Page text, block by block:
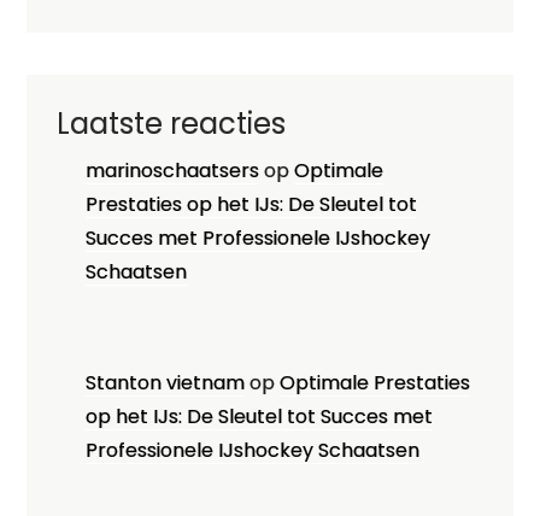
Laatste reacties
marinoschaatsersopOptimale
Prestaties op het IJs: De Sleutel tot
Succes met Professionele IJshockey
Schaatsen
Stanton vietnamopOptimale Prestaties
op het IJs: De Sleutel tot Succes met
Professionele IJshockey Schaatsen